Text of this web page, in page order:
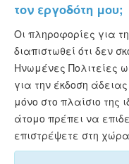
τον εργοδότη μου;
Οι πληροφορίες για
διαπιστωθεί ότι δεν
Ηνωμένες Πολιτείες
για την έκδοση
μόνο στο πλαίσιο της
άτομο πρέπει να
επιστρέψετε στη